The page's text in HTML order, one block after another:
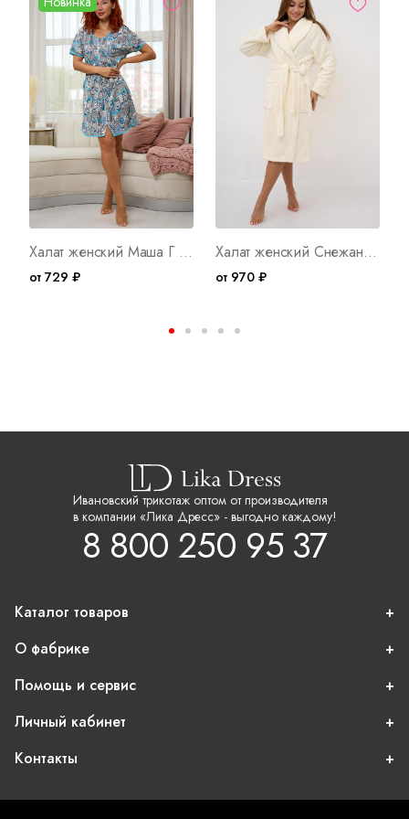
Халат женский Маша Г Арт. 10370
от 729 ₽
Халат женский Снежанна Арт. 9098
от 970 ₽
Ивановский трикотаж оптом от производителя
в компании «Лика Дресс» - выгодно каждому!
8 800 250 95 37
Каталог товаров
О фабрике
Помощь и сервис
Личный кабинет
Контакты